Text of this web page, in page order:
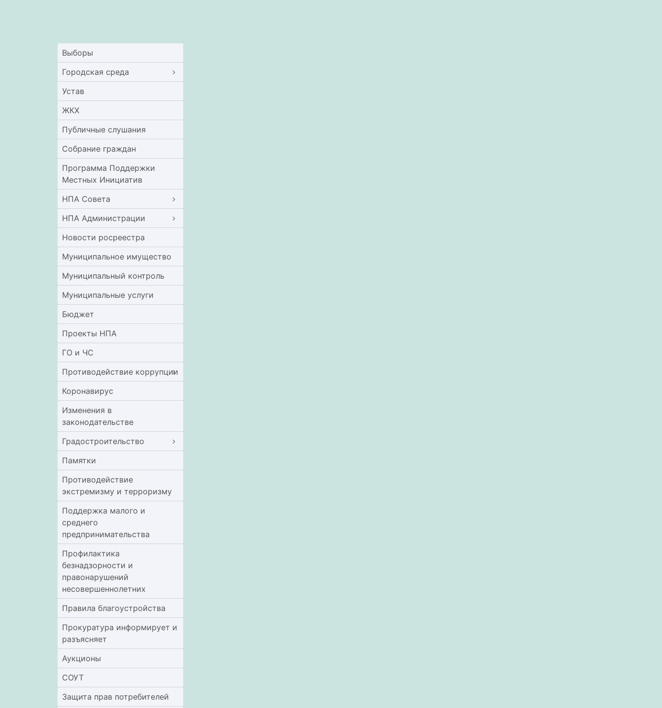
Выборы
Городская среда
Устав
ЖКХ
Публичные слушания
Собрание граждан
Программа Поддержки
Местных Инициатив
НПА Совета
НПА Администрации
Новости росреестра
Муниципальное имущество
Муниципальный контроль
Муниципальные услуги
Бюджет
Проекты НПА
ГО и ЧС
Противодействие коррупции
Коронавирус
Изменения в
законодательстве
Градостроительство
Памятки
Противодействие
экстремизму и терроризму
Поддержка малого и
среднего
предпринимательства
Профилактика
безнадзорности и
правонарушений
несовершеннолетних
Правила благоустройства
Прокуратура информирует и
разъясняет
Аукционы
СОУТ
Защита прав потребителей